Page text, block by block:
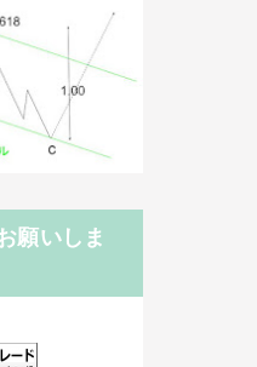
願いしま